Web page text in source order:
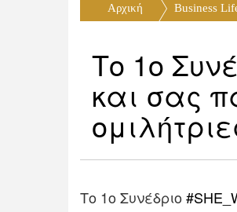
Αρχική Business
Το 1ο
και σας
Το 1ο Συνέδριο #